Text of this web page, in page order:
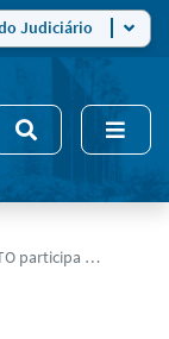
Judiciário
com ministros do STJ sobre administração pública e inteligência artificial no TCETO